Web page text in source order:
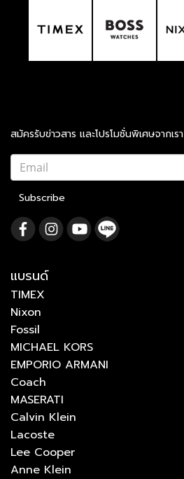
สมัครรับข่าวสาร และโปรโมชั่นพิเศษจากเรา
Subscribe
แบรนด์
TIMEX
Nixon
Fossil
MICHAEL KORS
EMPORIO ARMANI
Coach
MASERATI
Calvin Klein
Lacoste
Lee Cooper
Anne Klein